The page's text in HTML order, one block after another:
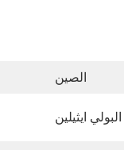
الصين
ايثيلين